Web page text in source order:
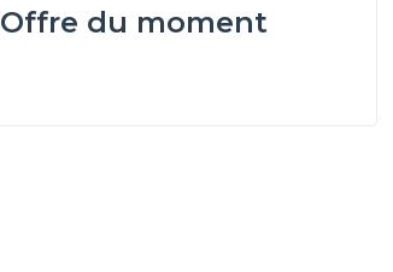
Offre du moment